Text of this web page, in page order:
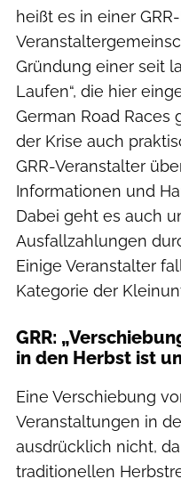
heißt es in einer
Gründung einer seit
Laufen“, die hier
German Road Races
der Krise auch
GRR-Veranstalter
Informationen und
Dabei geht es auch
Ausfallzahlungen
Einige Veranstalter
Kategorie der
GRR:
in den Herbst ist
Eine Verschiebung
Veranstaltungen in
ausdrücklich nicht,
traditionellen